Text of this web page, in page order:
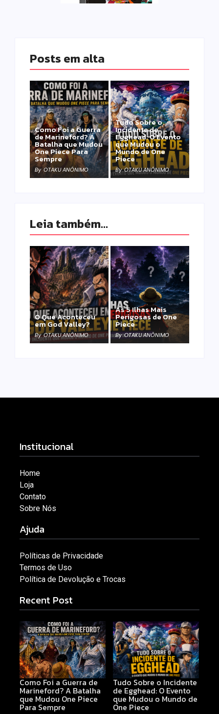
Posts em alta
Como Foi a Guerra
de Marineford? A
Batalha que Mudou
One Piece Para
Sempre
By OTAKU ANÔNIMO
Tudo Sobre o
Incidente de
Egghead: O Evento
que Mudou o
Mundo de One
Piece
By OTAKU ANÔNIMO
Leia também...
O Que Aconteceu
em God Valley?
By OTAKU ANÔNIMO
As 5 Ilhas Mais
Perigosas de One
Piece
By OTAKU ANÔNIMO
Institucional
Home
Loja
Contato
Sobre Nós
Ajuda
Políticas de Privacidade
Termos de Uso
Política de Devolução e Trocas
Recent Post
Como Foi a Guerra de
Marineford? A Batalha
que Mudou One Piece
Para Sempre
Tudo Sobre o Incidente
de Egghead: O Evento
que Mudou o Mundo de
One Piece